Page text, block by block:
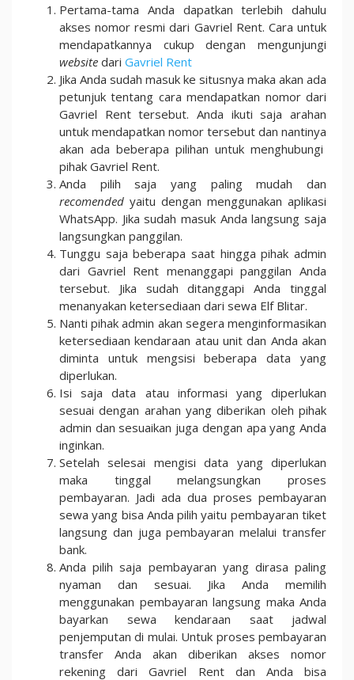
Pertama-tama Anda dapatkan terlebih dahulu
akses nomor resmi dari Gavriel Rent. Cara untuk
mendapatkannya cukup dengan mengunjungi
website dari Gavriel Rent
Jika Anda sudah masuk ke situsnya maka akan ada
petunjuk tentang cara mendapatkan nomor dari
Gavriel Rent tersebut. Anda ikuti saja arahan
untuk mendapatkan nomor tersebut dan nantinya
akan ada beberapa pilihan untuk menghubungi
pihak Gavriel Rent.
Anda pilih saja yang paling mudah dan
recomended yaitu dengan menggunakan aplikasi
WhatsApp. Jika sudah masuk Anda langsung saja
langsungkan panggilan.
Tunggu saja beberapa saat hingga pihak admin
dari Gavriel Rent menanggapi panggilan Anda
tersebut. Jika sudah ditanggapi Anda tinggal
menanyakan ketersediaan dari sewa Elf Blitar.
Nanti pihak admin akan segera menginformasikan
ketersediaan kendaraan atau unit dan Anda akan
diminta untuk mengsisi beberapa data yang
diperlukan.
Isi saja data atau informasi yang diperlukan
sesuai dengan arahan yang diberikan oleh pihak
admin dan sesuaikan juga dengan apa yang Anda
inginkan.
Setelah selesai mengisi data yang diperlukan
maka tinggal melangsungkan proses
pembayaran. Jadi ada dua proses pembayaran
sewa yang bisa Anda pilih yaitu pembayaran tiket
langsung dan juga pembayaran melalui transfer
bank.
Anda pilih saja pembayaran yang dirasa paling
nyaman dan sesuai. Jika Anda memilih
menggunakan pembayaran langsung maka Anda
bayarkan sewa kendaraan saat jadwal
penjemputan di mulai. Untuk proses pembayaran
transfer Anda akan diberikan akses nomor
rekening dari Gavriel Rent dan Anda bisa